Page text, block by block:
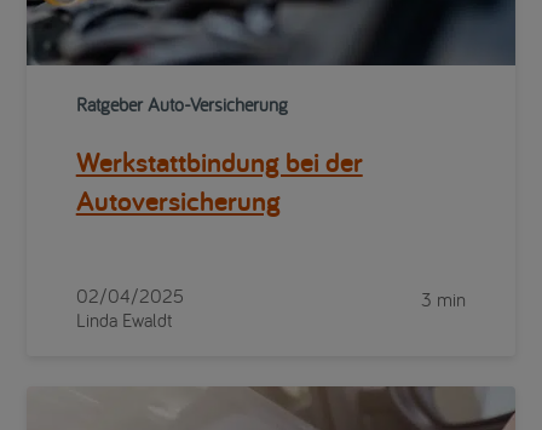
Ratgeber Auto-Versicherung
Werkstattbindung bei der
Autoversicherung
02/04/2025
Linda Ewaldt
3 min